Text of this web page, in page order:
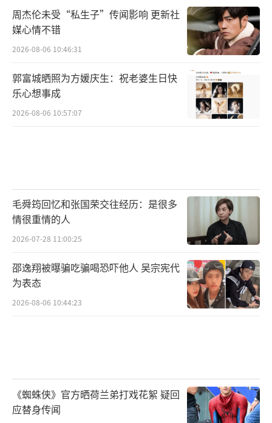
周杰伦未受“私生子”传闻影响 更新社
媒心情不错
2026-08-06 10:46:31
郭富城晒照为方媛庆生：祝老婆生日快
乐心想事成
2026-08-06 10:57:07
毛舜筠回忆和张国荣交往经历：是很多
情很重情的人
2026-07-28 11:00:25
邵逸翔被曝骗吃骗喝恐吓他人 吴宗宪代
为表态
2026-08-06 10:44:23
《蜘蛛侠》官方晒荷兰弟打戏花絮 疑回
应替身传闻